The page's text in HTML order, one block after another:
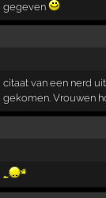
gegeven
citaat van een nerd
gekomen. Vrouwen